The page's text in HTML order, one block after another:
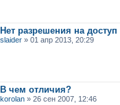
Нет разрешения на доступ
slaider » 01 апр 2013, 20:29
В чем отличия?
korolan » 26 сен 2007, 12:46